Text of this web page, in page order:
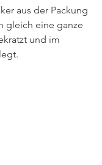
aus der Packung
gleich eine ganze
und im